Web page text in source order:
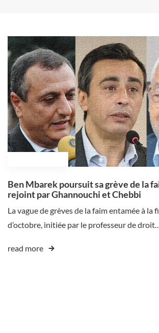
Ben Mbarek poursuit sa grève de la
rejoint par Ghannouchi et Chebbi
La vague de grèves de la faim entamée à la
d’octobre, initiée par le professeur de droit…
read more